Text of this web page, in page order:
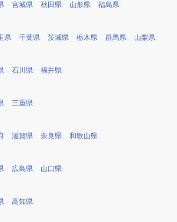
宮城県 秋田県 山形県 福島県
県 千葉県 茨城県 栃木県 群馬県 山梨県
石川県 福井県
三重県
滋賀県 奈良県 和歌山県
広島県 山口県
高知県